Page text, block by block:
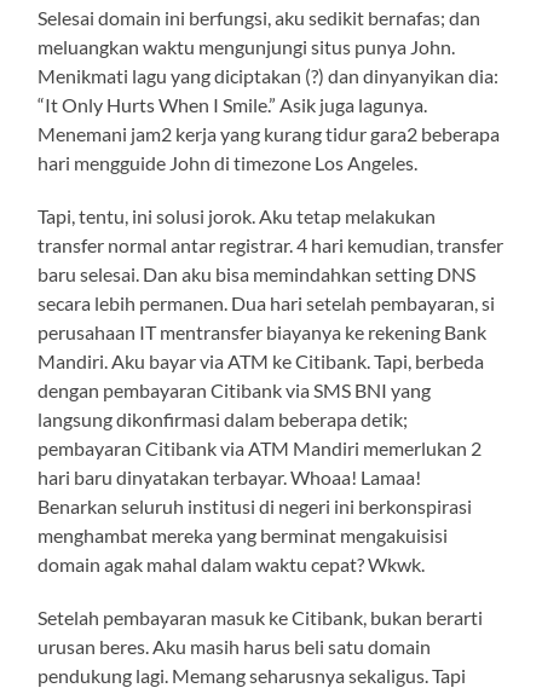
Selesai domain ini berfungsi, aku sedikit bernafas; dan
meluangkan waktu mengunjungi situs punya John.
Menikmati lagu yang diciptakan (?) dan dinyanyikan dia:
“It Only Hurts When I Smile.” Asik juga lagunya.
Menemani jam2 kerja yang kurang tidur gara2 beberapa
hari mengguide John di timezone Los Angeles.
Tapi, tentu, ini solusi jorok. Aku tetap melakukan
transfer normal antar registrar. 4 hari kemudian, transfer
baru selesai. Dan aku bisa memindahkan setting DNS
secara lebih permanen. Dua hari setelah pembayaran, si
perusahaan IT mentransfer biayanya ke rekening Bank
Mandiri. Aku bayar via ATM ke Citibank. Tapi, berbeda
dengan pembayaran Citibank via SMS BNI yang
langsung dikonfirmasi dalam beberapa detik;
pembayaran Citibank via ATM Mandiri memerlukan 2
hari baru dinyatakan terbayar. Whoaa! Lamaa!
Benarkan seluruh institusi di negeri ini berkonspirasi
menghambat mereka yang berminat mengakuisisi
domain agak mahal dalam waktu cepat? Wkwk.
Setelah pembayaran masuk ke Citibank, bukan berarti
urusan beres. Aku masih harus beli satu domain
pendukung lagi. Memang seharusnya sekaligus. Tapi